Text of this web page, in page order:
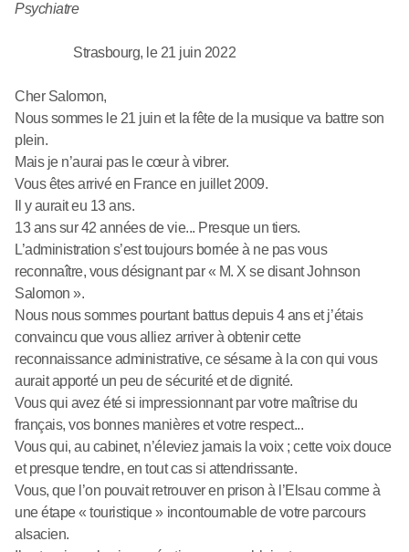
Psychiatre
Strasbourg, le 21 juin 2022
Cher Salomon,
Nous sommes le 21 juin et la fête de la musique va battre son
plein.
Mais je n’aurai pas le cœur à vibrer.
Vous êtes arrivé en France en juillet 2009.
Il y aurait eu 13 ans.
13 ans sur 42 années de vie... Presque un tiers.
L’administration s’est toujours bornée à ne pas vous
reconnaître, vous désignant par « M. X se disant Johnson
Salomon ».
Nous nous sommes pourtant battus depuis 4 ans et j’étais
convaincu que vous alliez arriver à obtenir cette
reconnaissance administrative, ce sésame à la con qui vous
aurait apporté un peu de sécurité et de dignité.
Vous qui avez été si impressionnant par votre maîtrise du
français, vos bonnes manières et votre respect...
Vous qui, au cabinet, n’éleviez jamais la voix ; cette voix douce
et presque tendre, en tout cas si attendrissante.
Vous, que l’on pouvait retrouver en prison à l’Elsau comme à
une étape « touristique » incontournable de votre parcours
alsacien.